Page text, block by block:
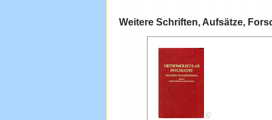
Weitere Schriften, Aufsätze,